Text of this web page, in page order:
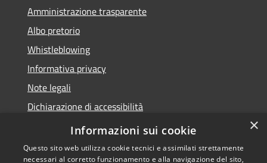
Amministrazione trasparente
Albo pretorio
Whistleblowing
Informativa privacy
Note legali
Dichiarazione di accessibilità
Obiettivi di accessibilità
×
Informazioni sui cookie
Questo sito web utilizza cookie tecnici e assimilati strettamente
necessari al corretto funzionamento e alla navigazione del sito,